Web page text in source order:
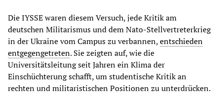
Die IYSSE waren diesem Versuch, jede Kritik am
deutschen Militarismus und dem Nato-Stellvertreterkrieg
in der Ukraine vom Campus zu verbannen,entschieden
entgegengetreten. Sie zeigten auf, wie die
Universitätsleitung seit Jahren ein Klima der
Einschüchterung schafft, um studentische Kritik an
rechten und militaristischen Positionen zu unterdrücken.